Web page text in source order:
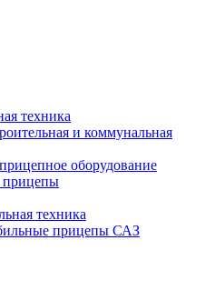
техника
и коммунальная
оборудование
прицепы
техника
прицепы САЗ